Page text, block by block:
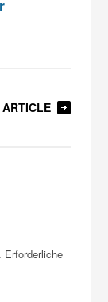
ARTICLE
Erforderliche